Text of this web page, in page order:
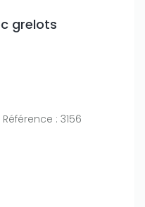
grelots
Référence : 3156